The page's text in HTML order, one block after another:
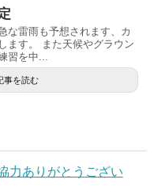
な雷雨も予想されます、カ
ます。 また天候やグラウン
習を中...
事を読む
力ありがとうござい